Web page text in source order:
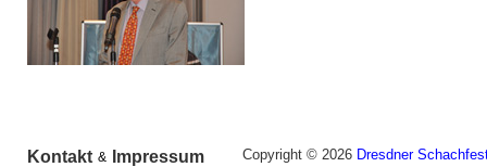
Kontakt & Impressum Copyright © 2026 Dresdner